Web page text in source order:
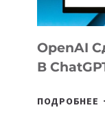
OpenAI
В
ПОДРОБНЕЕ